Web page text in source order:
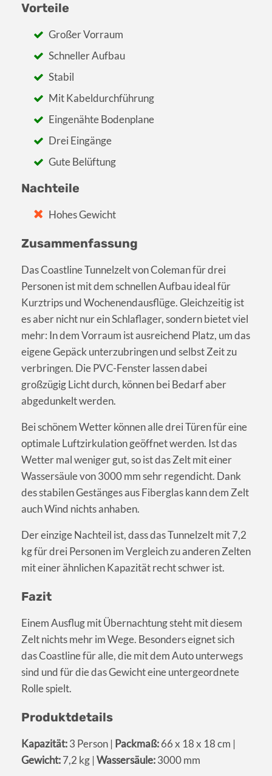
Vorteile
Großer Vorraum
Schneller Aufbau
Stabil
Mit Kabeldurchführung
Eingenähte Bodenplane
Drei Eingänge
Gute Belüftung
Nachteile
Hohes Gewicht
Zusammenfassung
Das Coastline Tunnelzelt von Coleman für drei
Personen ist mit dem schnellen Aufbau ideal für
Kurztrips und Wochenendausflüge. Gleichzeitig ist
es aber nicht nur ein Schlaflager, sondern bietet viel
mehr: In dem Vorraum ist ausreichend Platz, um das
eigene Gepäck unterzubringen und selbst Zeit zu
verbringen. Die PVC-Fenster lassen dabei
großzügig Licht durch, können bei Bedarf aber
abgedunkelt werden.
Bei schönem Wetter können alle drei Türen für eine
optimale Luftzirkulation geöffnet werden. Ist das
Wetter mal weniger gut, so ist das Zelt mit einer
Wassersäule von 3000 mm sehr regendicht. Dank
des stabilen Gestänges aus Fiberglas kann dem Zelt
auch Wind nichts anhaben.
Der einzige Nachteil ist, dass das Tunnelzelt mit 7,2
kg für drei Personen im Vergleich zu anderen Zelten
mit einer ähnlichen Kapazität recht schwer ist.
Fazit
Einem Ausflug mit Übernachtung steht mit diesem
Zelt nichts mehr im Wege. Besonders eignet sich
das Coastline für alle, die mit dem Auto unterwegs
sind und für die das Gewicht eine untergeordnete
Rolle spielt.
Produktdetails
Kapazität:3 Person | Packmaß:66 x 18 x 18 cm |
Gewicht:7,2 kg | Wassersäule:3000 mm